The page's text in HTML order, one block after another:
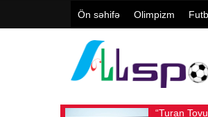
Ön səhifə Olimpizm
“TuranBaxış
Avqust 05, 2026